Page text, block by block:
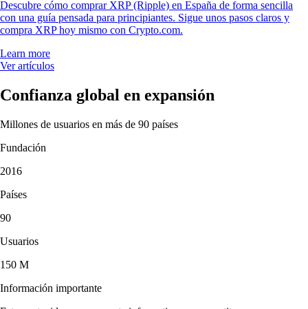
Descubre cómo comprar XRP (Ripple) en España de forma sencilla
con una guía pensada para principiantes. Sigue unos pasos claros y
compra XRP hoy mismo con Crypto.com.
Learn more
Ver artículos
Confianza global en expansión
Millones de usuarios en más de 90 países
Fundación
2016
Países
90
Usuarios
150 M
Información importante